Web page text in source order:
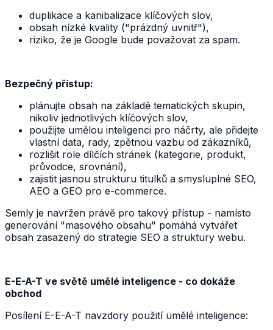
duplikace a kanibalizace klíčových slov,
obsah nízké kvality ("prázdný uvnitř"),
riziko, že je Google bude považovat za spam.
Bezpečný přístup:
plánujte obsah na základě tematických skupin,
nikoliv jednotlivých klíčových slov,
použijte umělou inteligenci pro náčrty, ale přidejte
vlastní data, rady, zpětnou vazbu od zákazníků,
rozlišit role dílčích stránek (kategorie, produkt,
průvodce, srovnání),
zajistit jasnou strukturu titulků a smysluplné SEO,
AEO a GEO pro e-commerce.
Semly je navržen právě pro takový přístup - namísto
generování "masového obsahu" pomáhá vytvářet
obsah zasazený do strategie SEO a struktury webu.
E-E-A-T ve světě umělé inteligence - co dokáže
obchod
Posílení E-E-A-T navzdory použití umělé inteligence: